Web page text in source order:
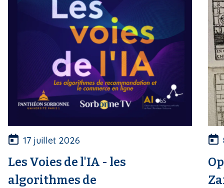
17 juillet 2026
Les Voies de l'IA - les
algorithmes de